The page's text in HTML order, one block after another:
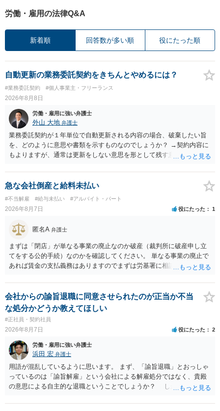
労働・雇用の法律Q&A
新着順 回答数が多い順 役にたった順
自動更新の業務委託契約をきちんとやめるには？
#業務委託契約 #個人事業主・フリーランス
2026年8月8日
労働・雇用に強い弁護士
外山 大地 弁護士
業務委託契約が１年単位で自動更新される内容の場合、破棄したい旨
を、どのように意思や書類を示すものなのでしょうか？ →契約内容に
もよりますが、通常は更新をしない意思を形として残す意味で、書面
の確保の他に何か企業側にメリットがあるのでしょうか？ →企業側の
メリットは分かりかねますが、ご質問者様が業務を受託する側のお立
場であれば、自動更新で契約が延長されると、企業側は報酬を支払う
義務を負うことになるので（ご質問者様も業務を提供する義務を負
う）、放置をすることは望ましい状態ではないと思料いたします。
急な会社倒産と給料未払い
#不当解雇 #給与未払い #アルバイト・パート
2026年8月7日 役にたった 1
匿名A 弁護士
まずは「閉店」が単なる事業の廃止なのか破産（裁判所に破産申し立
てをする公的手続）なのかを確認してください。 単なる事業の廃止で
あれば賃金の支払義務はありますのでまずは労基署に相談してくださ
しいかもしれませんが）賃金などの労働債権は他の債務より優先して
支払われます。ただし支払までにかなり時間がかかるでしょう。 さら
に、「独立行政法人労働者健康安全機構 」という公的機関が未払賃金
の立替事業を行っています。詳しくは、同機構の＜未払賃金立替払相
談コーナー＞ TEL 044-431-8663 相談時間：土日祝日を除く9:15～1
7:00 に相談してみてください。同じように未払となった他の従業員の
方がいれば一緒に相談してみるといいでしょう。
会社からの諭旨退職に同意させられたのが正当か不当
な処分かどうか教えてほしい
#正社員・契約社員
2026年8月7日 役にたった 2
労働・雇用に強い弁護士
浜田 宏 弁護士
用語が混乱しているように思います。 まず、「諭旨退職」とおっしゃ
っているのは「諭旨解雇」という会社による解雇処分ではなく、貴殿
の意思による自主的な退職ということでしょうか？ しかし、記載さ
す。 その場合、解雇には客観的で合理的な理由が必要であり、かつ